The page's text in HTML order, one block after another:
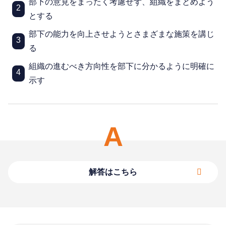
2
とする
3
部下の能力を向上させようとさまざまな施策を講じ
る
4
組織の進むべき方向性を部下に分かるように明確に
示す
A